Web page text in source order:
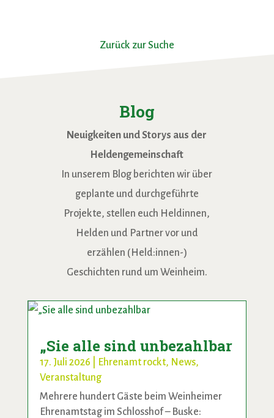
Zurück zur Suche
Blog
Neuigkeiten und Storys aus der
Heldengemeinschaft
In unserem Blog berichten wir über
geplante und durchgeführte
Projekte, stellen euch Heldinnen,
Helden und Partner vor und
erzählen (Held:innen-)
Geschichten rund um Weinheim.
„Sie alle sind unbezahlbar
17. Juli 2026 Ehrenamt rockt, News,
Veranstaltung
Mehrere hundert Gäste beim Weinheimer
Ehrenamtstag im Schlosshof – Buske: